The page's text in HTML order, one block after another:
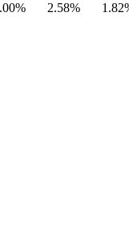
2.58%